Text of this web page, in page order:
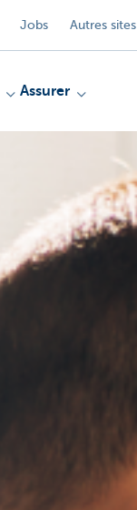
Jobs Autres sites
Assurer